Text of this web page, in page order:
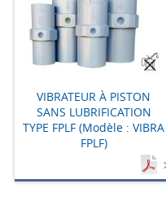
VIBRATEUR À PISTON
SANS LUBRIFICATION
TYPE FPLF (Modèle : VIBRA
FPLF)